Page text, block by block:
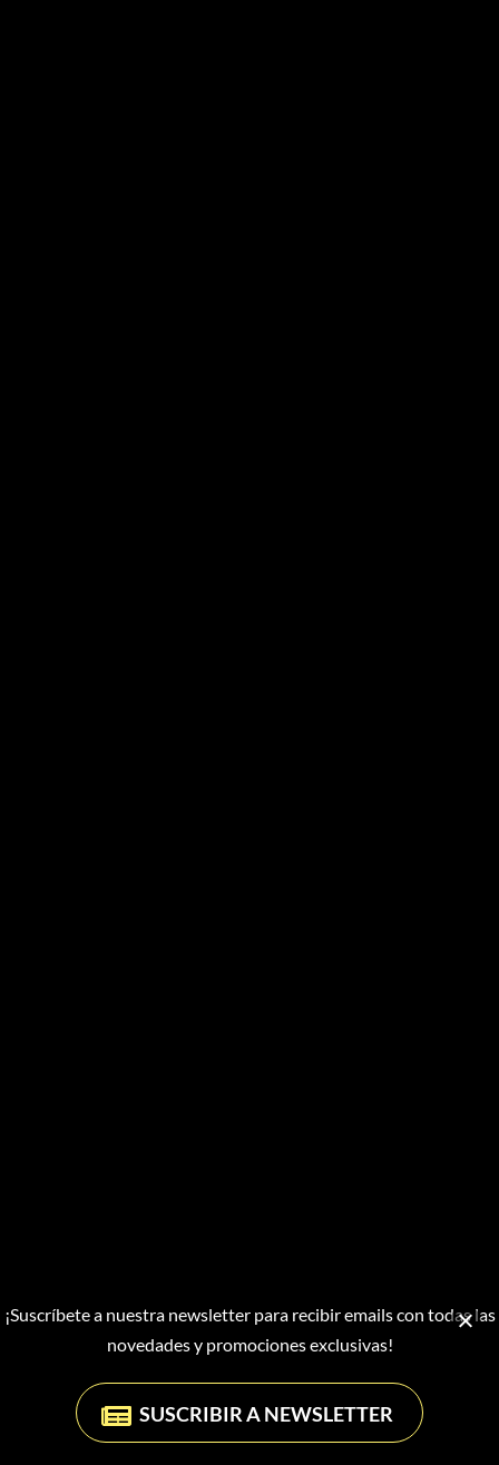
¡Suscríbete a nuestra newsletter para recibir emails con todas las
novedades y promociones exclusivas!
SUSCRIBIR A NEWSLETTER
Aquesta web utilitza cookies només per millorar la teva experiència
terrorífica...
Més informació